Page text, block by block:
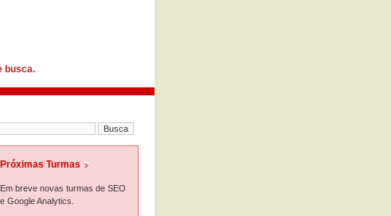
busca.
Próximas Turmas
Em breve novas turmas de SEO
e Google Analytics.